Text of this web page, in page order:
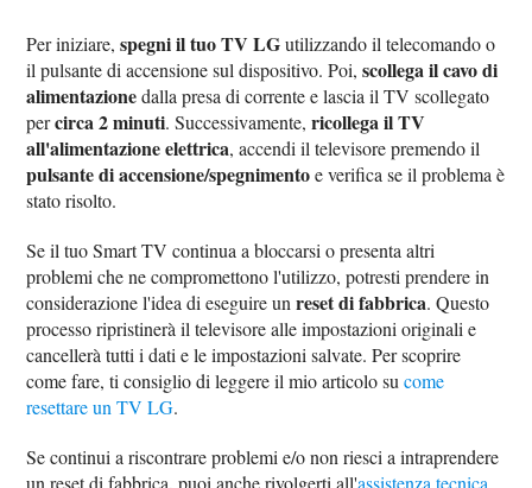
Per iniziare,spegni il tuo TV LGutilizzando il telecomando o
il pulsante di accensione sul dispositivo. Poi,scollega il cavo di
alimentazionedalla presa di corrente e lascia il TV scollegato
percirca 2 minuti. Successivamente,ricollega il TV
all'alimentazione elettrica, accendi il televisore premendo il
pulsante di accensione/spegnimentoe verifica se il problema è
stato risolto.
Se il tuo Smart TV continua a bloccarsi o presenta altri
problemi che ne compromettono l'utilizzo, potresti prendere in
considerazione l'idea di eseguire unreset di fabbrica. Questo
processo ripristinerà il televisore alle impostazioni originali e
cancellerà tutti i dati e le impostazioni salvate. Per scoprire
come fare, ti consiglio di leggere il mio articolo sucome
resettare un TV LG.
Se continui a riscontrare problemi e/o non riesci a intraprendere